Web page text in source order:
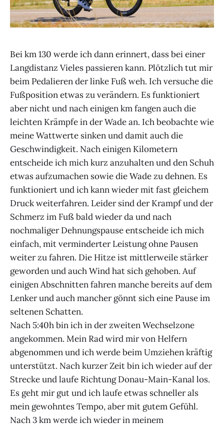
Bei km 130 werde ich dann erinnert, dass bei einer
Langdistanz Vieles passieren kann. Plötzlich tut mir
beim Pedalieren der linke Fuß weh. Ich versuche die
Fußposition etwas zu verändern. Es funktioniert
aber nicht und nach einigen km fangen auch die
leichten Krämpfe in der Wade an. Ich beobachte wie
meine Wattwerte sinken und damit auch die
Geschwindigkeit. Nach einigen Kilometern
entscheide ich mich kurz anzuhalten und den Schuh
etwas aufzumachen sowie die Wade zu dehnen. Es
funktioniert und ich kann wieder mit fast gleichem
Druck weiterfahren. Leider sind der Krampf und der
Schmerz im Fuß bald wieder da und nach
nochmaliger Dehnungspause entscheide ich mich
einfach, mit verminderter Leistung ohne Pausen
weiter zu fahren. Die Hitze ist mittlerweile stärker
geworden und auch Wind hat sich gehoben. Auf
einigen Abschnitten fahren manche bereits auf dem
Lenker und auch mancher gönnt sich eine Pause im
seltenen Schatten.
Nach 5:40h bin ich in der zweiten Wechselzone
angekommen. Mein Rad wird mir von Helfern
abgenommen und ich werde beim Umziehen kräftig
unterstützt. Nach kurzer Zeit bin ich wieder auf der
Strecke und laufe Richtung Donau-Main-Kanal los.
Es geht mir gut und ich laufe etwas schneller als
mein gewohntes Tempo, aber mit gutem Gefühl.
Nach 3 km werde ich wieder in meinem